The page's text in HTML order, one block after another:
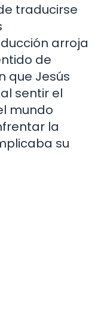
traducirse
arroja
de
que Jesús
sentir el
mundo
la
su